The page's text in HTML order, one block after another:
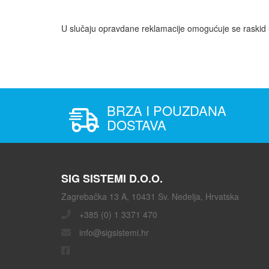
U slučaju opravdane reklamacije omogućuje se
BRZA I POUZDANA
DOSTAVA
SIG SISTEMI D.O.O.
Zagrebačka 13 A, 10431 Sv. Nedelja, Hrvatska
+385 (0) 1 3371 470
info@sigsistemi.hr